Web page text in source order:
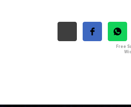
Free